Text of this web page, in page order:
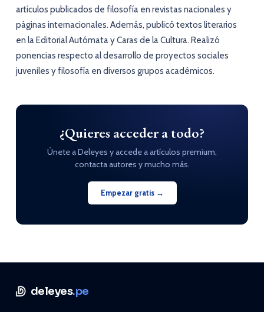
artículos publicados de filosofía en revistas nacionales y
páginas internacionales. Además, publicó textos literarios
en la Editorial Autómata y Caras de la Cultura. Realizó
ponencias respecto al desarrollo de proyectos sociales
juveniles y filosofía en diversos grupos académicos.
¿Quieres acceder a todo?
Únete a Deleyes y accede a artículos premium,
contacta autores y mucho más.
Empezar gratis →
deleyes.pe